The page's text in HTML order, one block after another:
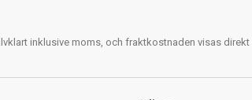
inklusive moms, och fraktkostnaden visas